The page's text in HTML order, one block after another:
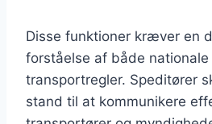
Disse funktioner kræver en
forståelse af både
transportregler. Speditører
stand til at kommunikere